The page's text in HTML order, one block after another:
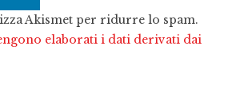
Akismet per ridurre lo spam.
elaborati i dati derivati dai